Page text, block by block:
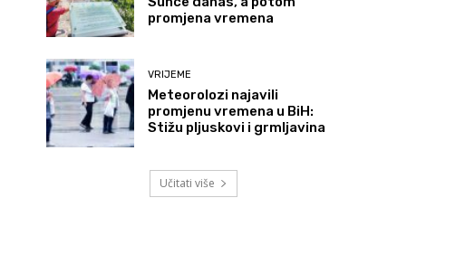
promjena vremena
VRIJEME
Meteorolozi najavili
promjenu vremena u BiH:
Stižu pljuskovi i grmljavina
Učitati više